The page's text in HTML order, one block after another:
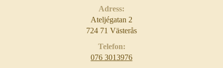
Adress:
Ateljégatan 2
724 71 Västerås
Telefon:
076 3013976